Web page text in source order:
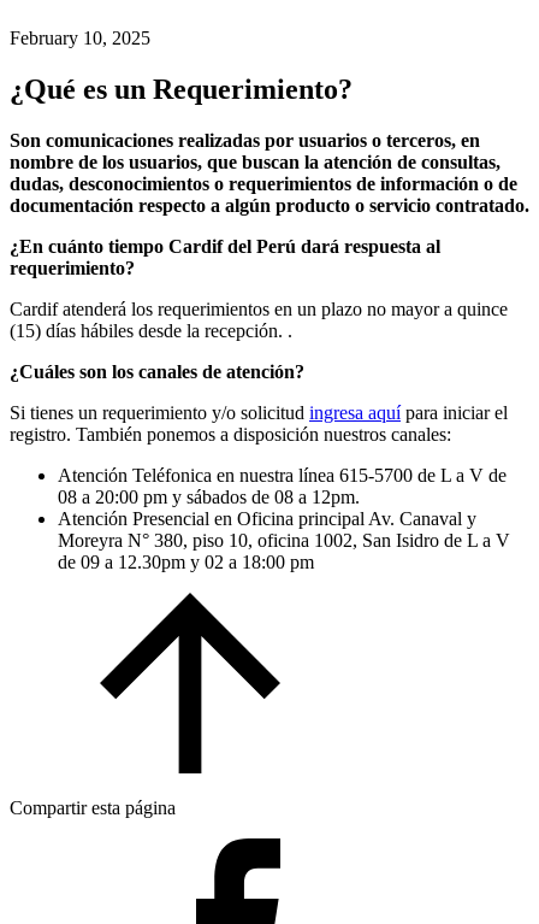
February 10, 2025
¿Qué es un Requerimiento?
Son comunicaciones realizadas por usuarios o terceros, en
nombre de los usuarios, que buscan la atención de consultas,
dudas, desconocimientos o requerimientos de información o de
documentación respecto a algún producto o servicio contratado.
¿En cuánto tiempo Cardif del Perú dará respuesta al
requerimiento?
Cardif atenderá los requerimientos en un plazo no mayor a quince
(15) días hábiles desde la recepción. .
¿Cuáles son los canales de atención?
Si tienes un requerimiento y/o solicitud ingresa aquípara iniciar el
registro. También ponemos a disposición nuestros canales:
Atención Teléfonica en nuestra línea 615-5700 de L a V de
08 a 20:00 pm y sábados de 08 a 12pm.
Atención Presencial en Oficina principal Av. Canaval y
Moreyra N° 380, piso 10, oficina 1002, San Isidro de L a V
de 09 a 12.30pm y 02 a 18:00 pm
Compartir esta página